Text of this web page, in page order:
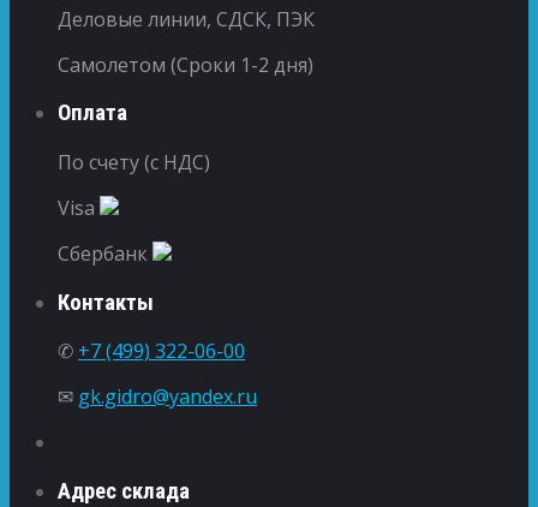
Деловые линии, СДСК, ПЭК
Самолетом (Сроки 1-2 дня)
Оплата
По счету (с НДС)
Visa
Сбербанк
Контакты
✆ +7 (499) 322-06-00
✉ gk.gidro@yandex.ru
Адрес склада